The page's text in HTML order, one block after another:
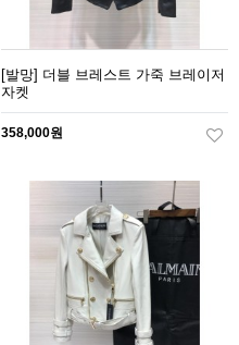
[발망] 더블 브레스트 가죽 브레이저
자켓
358,000원